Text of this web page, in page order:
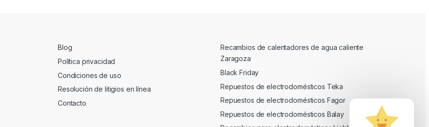
Blog
Política privacidad
Condiciones de uso
Resolución de litigios en línea
Contacto
Recambios de calentadores de agua caliente
Zaragoza
Black Friday
Repuestos de electrodomésticos Teka
Repuestos de electrodomésticos Fagor
Repuestos de electrodomésticos Balay